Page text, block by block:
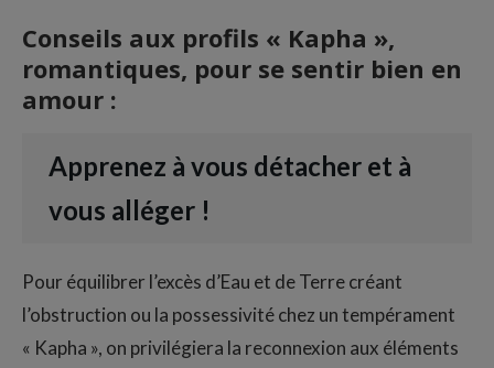
Conseils aux profils « Kapha »,
romantiques, pour se sentir bien en
amour :
Apprenez à vous détacher et à
vous alléger !
Pour équilibrer l’excès d’Eau et de Terre créant
l’obstruction ou la possessivité chez un tempérament
« Kapha », on privilégiera la reconnexion aux éléments